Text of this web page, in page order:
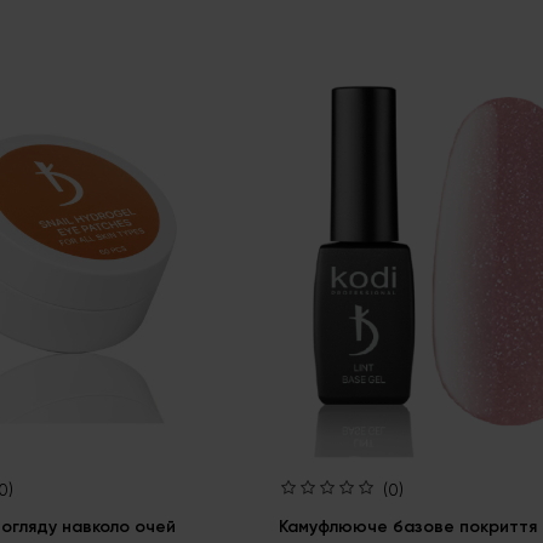
навколо очей
(0)
Камуфлююче базове покриття